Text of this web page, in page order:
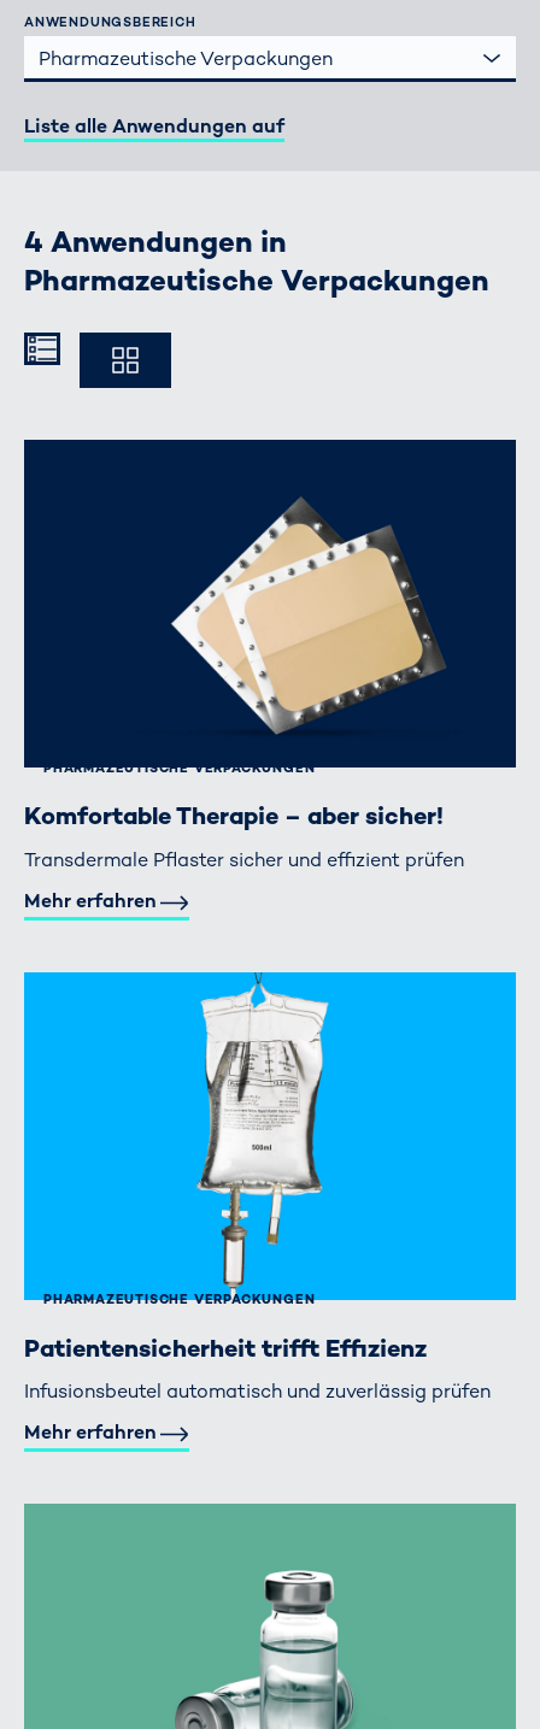
ANWENDUNGSBEREICH
Pharmazeutische Verpackungen
Liste alle Anwendungen auf
4 Anwendungen in
Pharmazeutische Verpackungen
Kompakt
PHARMAZEUTISCHE VERPACKUNGEN
Komfortable Therapie – aber sicher!
Transdermale Pflaster sicher und effizient prüfen
Mehr erfahren
PHARMAZEUTISCHE VERPACKUNGEN
Patientensicherheit trifft Effizienz
Infusionsbeutel automatisch und zuverlässig prüfen
Mehr erfahren